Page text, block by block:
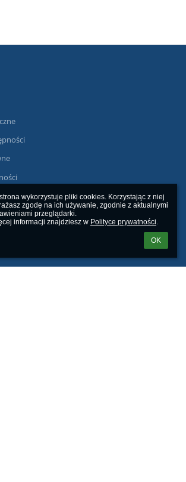
wykorzystuje pliki cookies. Korzystając z niej
zgodę na ich używanie, zgodnie z aktualnymi
przeglądarki.
informacji znajdziesz w Polityce prywatności.
OK